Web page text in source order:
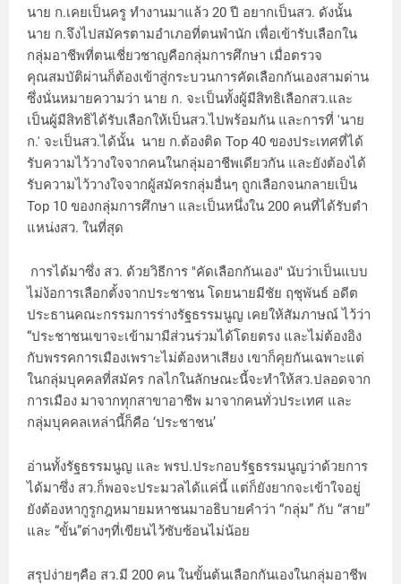
นาย ก.เคยเป็นครู ทำงานมาแล้ว 20 ปี อยากเป็นสว. ดังนั้น
นาย ก.จึงไปสมัครตามอำเภอที่ตนพำนัก เพื่อเข้ารับเลือกใน
กลุ่มอาชีพที่ตนเชี่ยวชาญคือกลุ่มการศึกษา เมื่อตรวจ
คุณสมบัติผ่านก็ต้องเข้าสู่กระบวนการคัดเลือกกันเองสามด่าน
ซึ่งนั่นหมายความว่า นาย ก. จะเป็นทั้งผู้มีสิทธิเลือกสว.และ
เป็นผู้มีสิทธิได้รับเลือกให้เป็นสว.ไปพร้อมกัน และการที่ 'นาย
ก.' จะเป็นสว.ได้นั้น นาย ก.ต้องติด Top 40 ของประเทศที่ได้
รับความไว้วางใจจากคนในกลุ่มอาชีพเดียวกัน และยังต้องได้
รับความไว้วางใจจากผู้สมัครกลุ่มอื่นๆ ถูกเลือกจนกลายเป็น
Top 10 ของกลุ่มการศึกษา และเป็นหนึ่งใน 200 คนที่ได้รับตำ
แหน่งสว. ในที่สุด
การได้มาซึ่ง สว. ด้วยวิธีการ "คัดเลือกกันเอง" นับว่าเป็นแบบ
ไม่ง้อการเลือกตั้งจากประชาชน โดยนายมีชัย ฤชุพันธ์ อดีต
ประธานคณะกรรมการร่างรัฐธรรมนูญ เคยให้สัมภาษณ์ ไว้ว่า
“ประชาชนเขาจะเข้ามามีส่วนร่วมได้โดยตรง และไม่ต้องอิง
กับพรรคการเมืองเพราะไม่ต้องหาเสียง เขาก็คุยกันเฉพาะแต่
ในกลุ่มบุคคลที่สมัคร กลไกในลักษณะนี้จะทำให้สว.ปลอดจาก
การเมือง มาจากทุกสาขาอาชีพ มาจากคนทั่วประเทศ และ
กลุ่มบุคคลเหล่านี้ก็คือ ‘ประชาชน’
อ่านทั้งรัฐธรรมนูญ และ พรป.ประกอบรัฐธรรมนูญว่าด้วยการ
ได้มาซึ่ง สว.ก็พอจะประมวลได้แค่นี้ แต่ก็ยังยากจะเข้าใจอยู่
ยังต้องหากูรูกฎหมายมหาชนมาอธิบายคำว่า “กลุ่ม” กับ “สาย”
และ “ขั้น”ต่างๆที่เขียนไว้ซับซ้อนไม่น้อย
สรุปง่ายๆคือ สว.มี 200 คน ในขั้นต้นเลือกกันเองในกลุ่มอาชีพ